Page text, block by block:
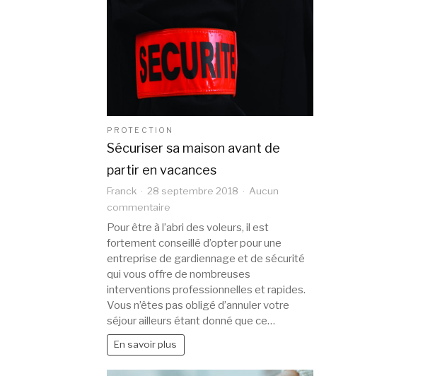
PROTECTION
Sécuriser sa maison avant de
partir en vacances
Franck 28 septembre 2018
Aucun
commentaire
Sécuriser
sa
maison
avant
de
partir
en
vacances
Pour être à l’abri des voleurs, il est
fortement conseillé d’opter pour une
entreprise de gardiennage et de sécurité
qui vous offre de nombreuses
interventions professionnelles et rapides.
Vous n’êtes pas obligé d’annuler votre
séjour ailleurs étant donné que ce…
En savoir plus